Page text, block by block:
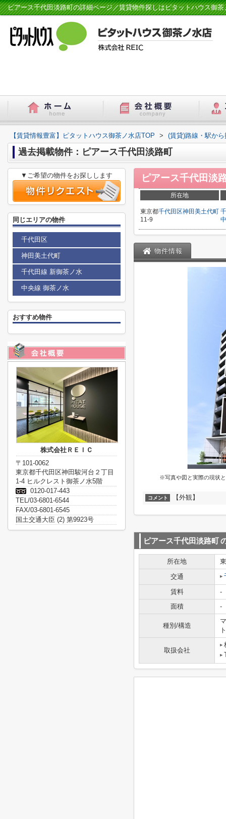
ピアース千代田淡路町の詳細ページ／賃貸物件探しはピタットハウス御
【賃貸情報豊富】ピタットハウス御茶ノ水店TOP > (賃貸)路線・駅から
過去掲載物件：ピアース千代田淡路町
ピアース千代田淡
所在地
東京都千代田区神田美土代町
11-9
物件情報
※写真や図と実際の現状
コメント 【外観】
ピアース千代田淡路町
所在地
交通
賃料
-
面積
-
種別/構造
ト
取扱会社
▼ご希望の物件をお探しします
同じエリアの物件
千代田区
神田美土代町
千代田線 新御茶ノ水
中央線 御茶ノ水
おすすめ物件
株式会社ＲＥＩＣ
〒101-0062
東京都千代田区神田駿河台２丁目
1-4 ヒルクレスト御茶ノ水5階
0120-017-443
TEL/03-6801-6544
FAX/03-6801-6545
国土交通大臣 (2) 第9923号